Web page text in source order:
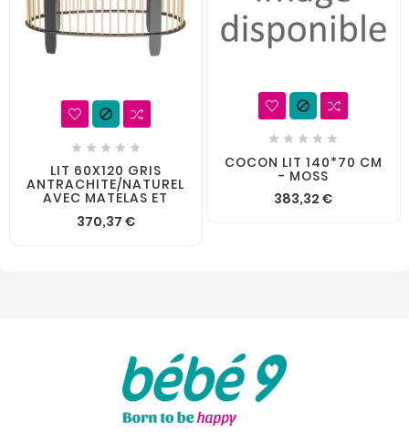

    
LIT 60X120 GRIS
ANTRACHITE/NATUREL
AVEC MATELAS ET
370,37 €

    
COCON LIT 140*70 CM
- MOSS
383,32 €